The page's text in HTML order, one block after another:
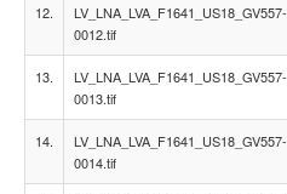
12.
LV_LNA_LVA_F1641_US18_GV557-
0012.tif
13.
LV_LNA_LVA_F1641_US18_GV557-
0013.tif
14.
LV_LNA_LVA_F1641_US18_GV557-
0014.tif